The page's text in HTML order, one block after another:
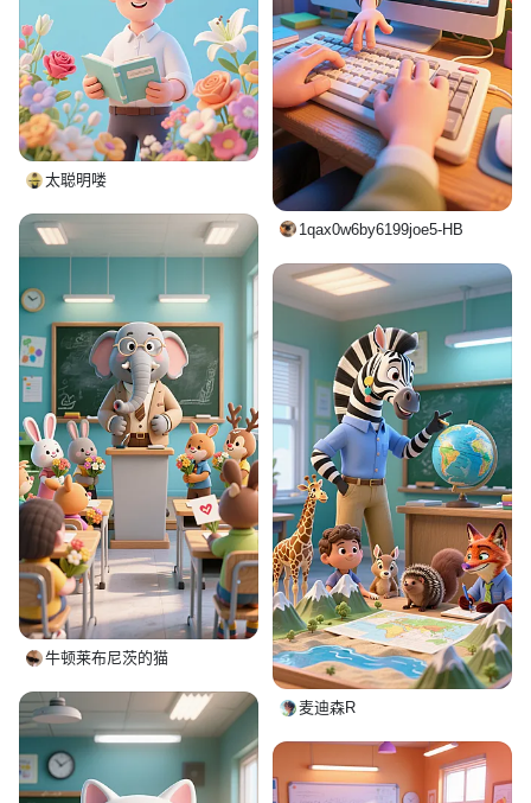
1qax0w6by6199joe5-HB
太聪明喽
牛顿莱布尼茨的猫
麦迪森R